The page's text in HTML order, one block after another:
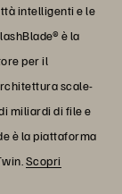
intelligenti e le
è la
per il
scale-
miliardi di file e
è la piattaforma
Scopri